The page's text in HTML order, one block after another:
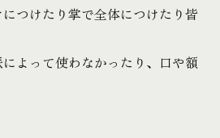
つけたり掌で全体につけたり皆
よって使わなかったり、口や額